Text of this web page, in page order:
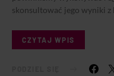
skonsultować jego wyniki z
CZYTAJ WPIS